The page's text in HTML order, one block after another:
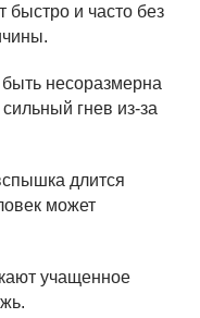
быстро и часто без
несоразмерна
гнев из-за
длится
может
учащенное